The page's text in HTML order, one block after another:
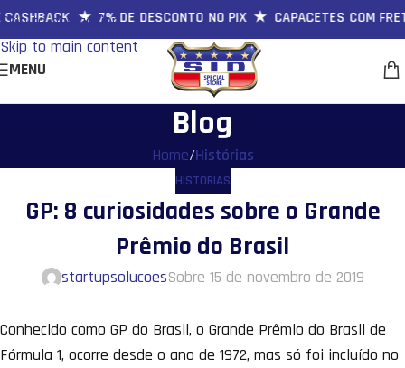
Skip to navigation
Skip to main content
★ 7% DE DESCONTO NO PIX ★ CAPACETES COM
MENU
Blog
Home/Histórias
HISTÓRIAS
GP: 8 curiosidades sobre o Grande
Prêmio do Brasil
startupsolucoesSobre 15 de novembro de 2019
Conhecido como GP do Brasil, o Grande Prêmio do Brasil de
Fórmula 1, ocorre desde o ano de 1972, mas só foi incluído no